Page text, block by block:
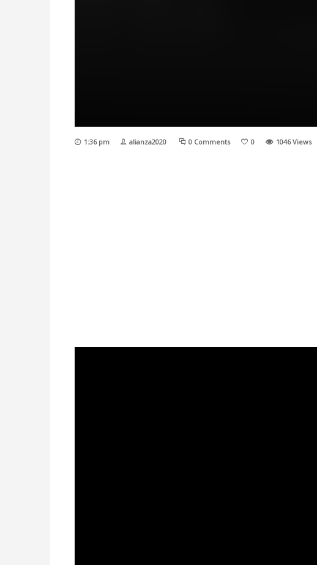
1:36 pm alianza2020 0 Comments 0 1046 Views